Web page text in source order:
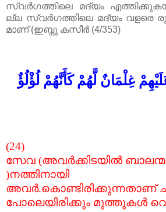
സ്വർഗത്തിലെ
മദ്യം
ല്ല സ്വർഗത്തിലെ മദ്യം വളരെ
മാണ്(ഇബ്നു കസീർ(4/353)
غِلْمَانٌ لَّهُمْ كَأَنَّهُمْ لُؤْلُؤٌ
(24)
അവർക്കിടയിൽ
(
സേവ
നത്തിനായി
)
കൊണ്ടിരിക്കുന്നതാണ്
.
അവർ
മുത്തുകൾ
പോലെയിരിക്കും